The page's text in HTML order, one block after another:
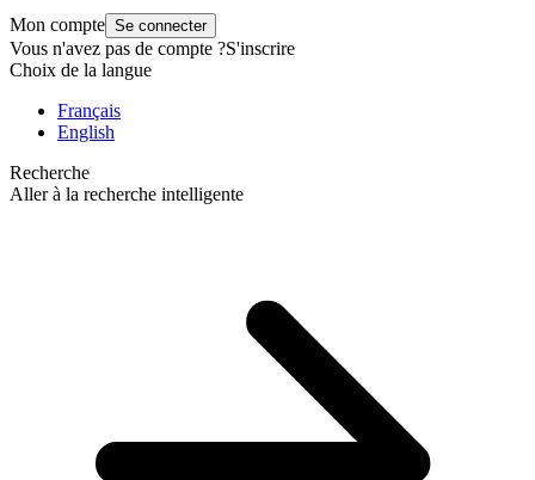
Mon compte Se connecter
Vous n'avez pas de compte ?S'inscrire
Choix de la langue
Français
English
Recherche
Aller à la recherche intelligente